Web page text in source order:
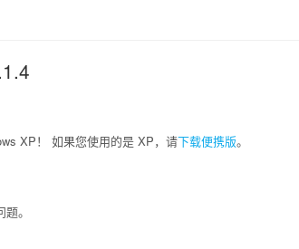
XP！ 如果您使用的是 XP，请下载便携版。
。